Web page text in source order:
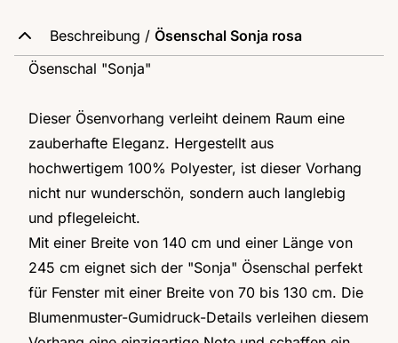
Beschreibung / Ösenschal Sonja rosa
Ösenschal "Sonja"
Dieser Ösenvorhang verleiht deinem Raum eine
zauberhafte Eleganz. Hergestellt aus
hochwertigem 100% Polyester, ist dieser Vorhang
nicht nur wunderschön, sondern auch langlebig
und pflegeleicht.
Mit einer Breite von 140 cm und einer Länge von
245 cm eignet sich der "Sonja" Ösenschal perfekt
für Fenster mit einer Breite von 70 bis 130 cm. Die
Blumenmuster-Gumidruck-Details verleihen diesem